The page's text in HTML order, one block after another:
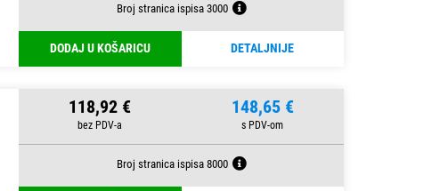
Broj stranica ispisa 3000
DODAJ U KOŠARICU DETALJNIJE
118,92 € 148,65 €
Broj stranica ispisa 8000